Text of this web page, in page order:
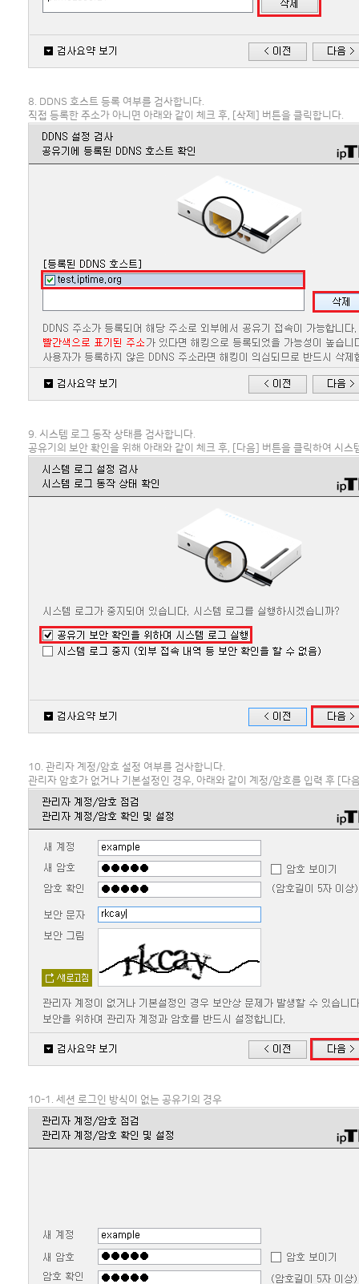
8. DDNS 호스트 등록 여부를 검사합니다.
직접 등록한 주소가 아니면 아래와 같이 체크 후, [삭제] 버튼을 클릭합니다.
9. 시스템 로그 동작 상태를 검사합니다.
공유기의 보안 확인을 위해 아래와 같이 체크 후, [다음] 버튼을 클릭하여 시스
10. 관리자 계정/암호 설정 여부를 검사합니다.
관리자 암호가 없거나 기본설정인 경우, 아래와 같이 계정/암호를 입력 후 [다
10-1. 세션 로그인 방식이 없는 공유기의 경우